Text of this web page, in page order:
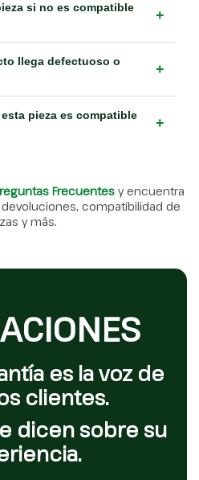
si no es compatible
+
llega defectuoso o
+
pieza es compatible
+
Frecuentes y encuentra
compatibilidad de
y más.
es la voz de
clientes.
dicen sobre su